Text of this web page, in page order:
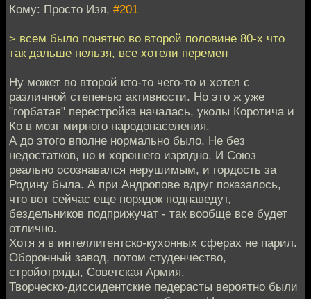
Кому: Просто Изя, #201
> всем было понятно во второй половине 80-х что
так дальше нельзя, все хотели перемен
Ну может во второй кто-то чего-то и хотел с
различной степенью активности. Но это ж уже
"горбатая" перестройка началась, уколы Коротича и
Ко в мозг мирного народонаселения.
А до этого вполне нормально было. Не без
недостатков, но и хорошего изрядно. И Союз
реально осознавался нерушимым, и гордость за
Родину была. А при Андропове вдруг показалось,
что вот сейчас еще порядок поднаведут,
бездельников подприжучат - так вообще все будет
отлично.
Хотя я в интеллигентско-кухонных сферах не парил.
Оборонный завод, потом студенчество,
стройотряды, Советская Армия.
Творческо-диссидентские педерасты вероятно были